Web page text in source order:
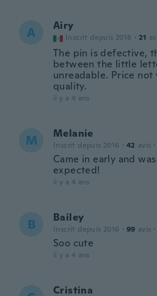
A Airy
Inscrit depuis 2018 · 21
The pin is defective,
between the little
unreadable. Price
quality.
il y a 4 ans
M Melanie
Inscrit depuis 2016 · 42 avis ·
Came in early and
expected!
il y a 4 ans
B Bailey
Inscrit depuis 2016 · 99 avis ·
Soo cute
il y a 4 ans
Cristina